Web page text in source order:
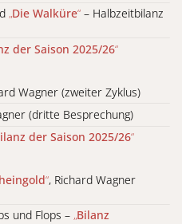
„Die Walküre“ – Halbzeitbilanz
der Saison 2025/26“
Wagner (zweiter Zyklus)
(dritte Besprechung)
der Saison 2025/26“
“, Richard Wagner
und Flops – „Bilanz